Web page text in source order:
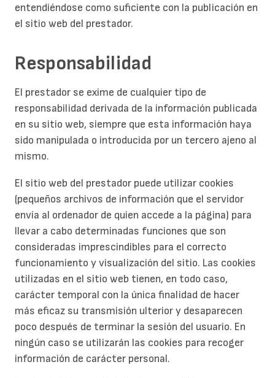
entendiéndose como suficiente con la publicación en
el sitio web del prestador.
Responsabilidad
El prestador se exime de cualquier tipo de
responsabilidad derivada de la información publicada
en su sitio web, siempre que esta información haya
sido manipulada o introducida por un tercero ajeno al
mismo.
El sitio web del prestador puede utilizar cookies
(pequeños archivos de información que el servidor
envía al ordenador de quien accede a la página) para
llevar a cabo determinadas funciones que son
consideradas imprescindibles para el correcto
funcionamiento y visualización del sitio. Las cookies
utilizadas en el sitio web tienen, en todo caso,
carácter temporal con la única finalidad de hacer
más eficaz su transmisión ulterior y desaparecen
poco después de terminar la sesión del usuario. En
ningún caso se utilizarán las cookies para recoger
información de carácter personal.